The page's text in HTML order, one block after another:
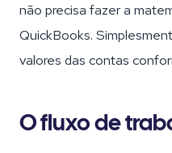
não precisa fazer a
QuickBooks.
valores das contas
O fluxo de